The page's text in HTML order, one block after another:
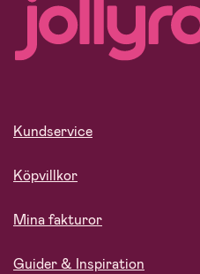
Kundservice
Köpvillkor
Mina fakturor
Guider & Inspiration